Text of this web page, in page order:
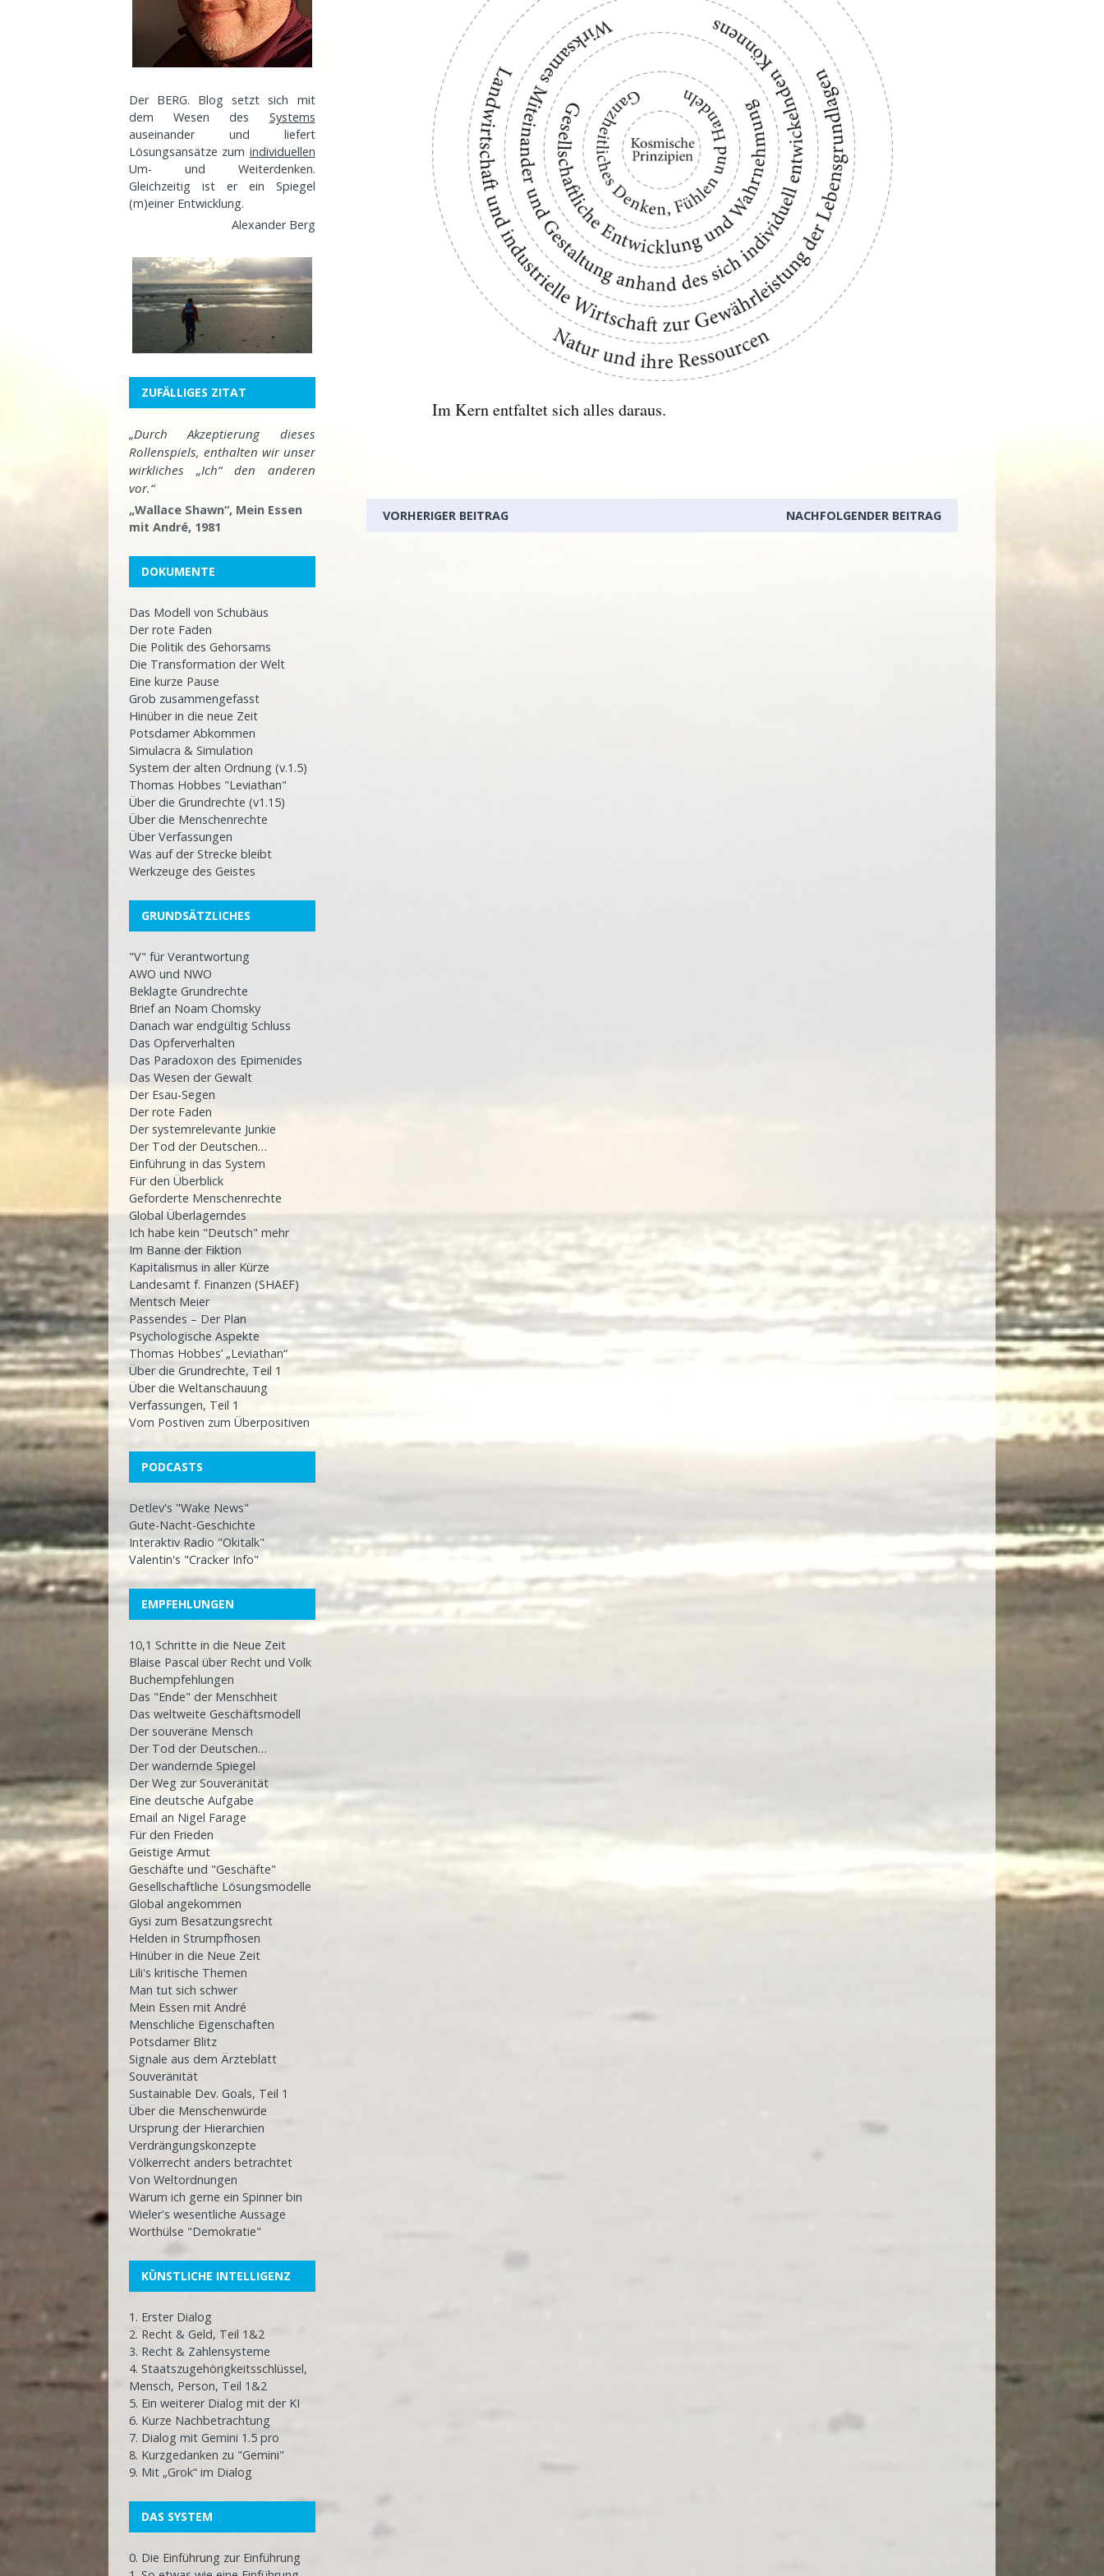
Im Kern entfaltet sich alles daraus.
VORHERIGER BEITRAG NACHFOLGENDER BEITRAG
Der BERG. Blog setzt sich mit
dem Wesen des Systems
auseinander und liefert
Lösungsansätze zum individuellen
Um- und Weiterdenken.
Gleichzeitig ist er ein Spiegel
(m)einer Entwicklung.
Alexander Berg
ZUFÄLLIGES ZITAT
„Durch Akzeptierung dieses
Rollenspiels, enthalten wir unser
wirkliches „Ich“ den anderen
vor.“
„Wallace Shawn“, Mein Essen
mit André, 1981
DOKUMENTE
Das Modell von Schubäus
Der rote Faden
Die Politik des Gehorsams
Die Transformation der Welt
Eine kurze Pause
Grob zusammengefasst
Hinüber in die neue Zeit
Potsdamer Abkommen
Simulacra & Simulation
System der alten Ordnung (v.1.5)
Thomas Hobbes "Leviathan"
Über die Grundrechte (v1.15)
Über die Menschenrechte
Über Verfassungen
Was auf der Strecke bleibt
Werkzeuge des Geistes
GRUNDSÄTZLICHES
"V" für Verantwortung
AWO und NWO
Beklagte Grundrechte
Brief an Noam Chomsky
Danach war endgültig Schluss
Das Opferverhalten
Das Paradoxon des Epimenides
Das Wesen der Gewalt
Der Esau-Segen
Der rote Faden
Der systemrelevante Junkie
Der Tod der Deutschen…
Einführung in das System
Für den Überblick
Geforderte Menschenrechte
Global Überlagerndes
Ich habe kein "Deutsch" mehr
Im Banne der Fiktion
Kapitalismus in aller Kürze
Landesamt f. Finanzen (SHAEF)
Mentsch Meier
Passendes – Der Plan
Psychologische Aspekte
Thomas Hobbes’ „Leviathan“
Über die Grundrechte, Teil 1
Über die Weltanschauung
Verfassungen, Teil 1
Vom Postiven zum Überpositiven
PODCASTS
Detlev's "Wake News"
Gute-Nacht-Geschichte
Interaktiv Radio "Okitalk"
Valentin's "Cracker Info"
EMPFEHLUNGEN
10,1 Schritte in die Neue Zeit
Blaise Pascal über Recht und Volk
Buchempfehlungen
Das "Ende" der Menschheit
Das weltweite Geschäftsmodell
Der souveräne Mensch
Der Tod der Deutschen…
Der wandernde Spiegel
Der Weg zur Souveränität
Eine deutsche Aufgabe
Email an Nigel Farage
Für den Frieden
Geistige Armut
Geschäfte und "Geschäfte"
Gesellschaftliche Lösungsmodelle
Global angekommen
Gysi zum Besatzungsrecht
Helden in Strumpfhosen
Hinüber in die Neue Zeit
Lili's kritische Themen
Man tut sich schwer
Mein Essen mit André
Menschliche Eigenschaften
Potsdamer Blitz
Signale aus dem Ärzteblatt
Souveränität
Sustainable Dev. Goals, Teil 1
Über die Menschenwürde
Ursprung der Hierarchien
Verdrängungskonzepte
Völkerrecht anders betrachtet
Von Weltordnungen
Warum ich gerne ein Spinner bin
Wieler's wesentliche Aussage
Worthülse "Demokratie"
KÜNSTLICHE INTELLIGENZ
1. Erster Dialog
2. Recht & Geld, Teil 1&2
3. Recht & Zahlensysteme
4. Staatszugehörigkeitsschlüssel,
Mensch, Person, Teil 1&2
5. Ein weiterer Dialog mit der KI
6. Kurze Nachbetrachtung
7. Dialog mit Gemini 1.5 pro
8. Kurzgedanken zu "Gemini"
9. Mit „Grok“ im Dialog
DAS SYSTEM
0. Die Einführung zur Einführung